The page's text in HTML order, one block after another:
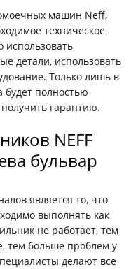
машин Neff,
техническое
использовать
детали, использовать
Только лишь в
будет полностью
гарантию.
NEFF
бульвар
является то, что
выполнять как
не работает, тем
тем больше проблем у
делают все